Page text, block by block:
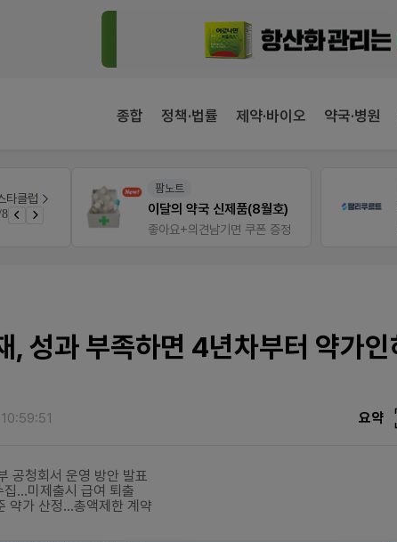
종합 정책·법률 제약·바이오 약국·병원
타클럽
8
팜노트
이달의 약국 신제품(8월호)
좋아요+의견남기면 쿠폰 증정
, 성과 부족하면 4년차부터 약가인
요약
공청회서 운영 방안 발표
...미제출시 급여 퇴출
가 산정...총액제한 계약